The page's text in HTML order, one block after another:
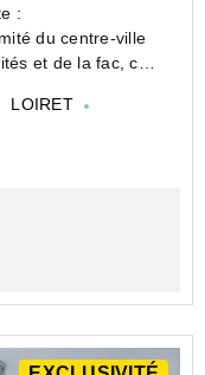
:
du centre-ville
et de la fac, ce
LOIRET